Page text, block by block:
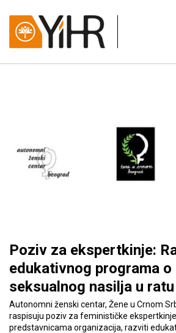
Poziv za ekspertkinje:
edukativnog programa o
seksualnog nasilja u ratu
Autonomni ženski centar, Žene u Crnom
raspisuju poziv za feminističke
predstavnicama organizacija, razviti